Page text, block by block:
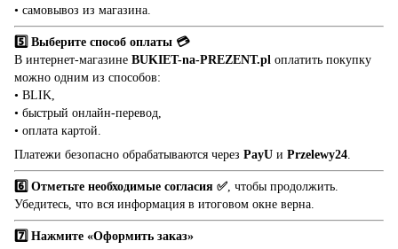
• самовывоз из магазина.
5️⃣ Выберите способ оплаты 💳
В интернет-магазине BUKIET-na-PREZENT.pl оплатить покупку
можно одним из способов:
• BLIK,
• быстрый онлайн-перевод,
• оплата картой.
Платежи безопасно обрабатываются через PayU и Przelewy24
6️⃣ Отметьте необходимые согласия ✅ , чтобы продолжить.
Убедитесь, что вся информация в итоговом окне верна.
7️⃣ Нажмите «Оформить заказ»